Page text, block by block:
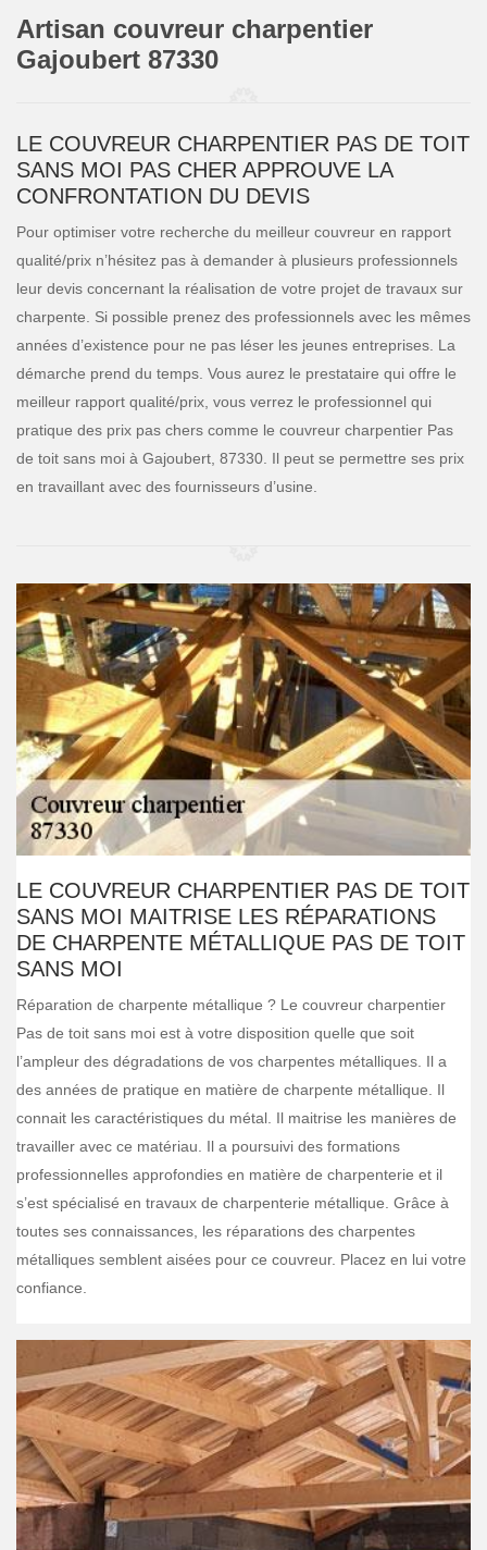
Artisan couvreur charpentier
Gajoubert 87330
LE COUVREUR CHARPENTIER PAS DE TOIT
SANS MOI PAS CHER APPROUVE LA
CONFRONTATION DU DEVIS
Pour optimiser votre recherche du meilleur couvreur en rapport
qualité/prix n’hésitez pas à demander à plusieurs professionnels
leur devis concernant la réalisation de votre projet de travaux sur
charpente. Si possible prenez des professionnels avec les mêmes
années d’existence pour ne pas léser les jeunes entreprises. La
démarche prend du temps. Vous aurez le prestataire qui offre le
meilleur rapport qualité/prix, vous verrez le professionnel qui
pratique des prix pas chers comme le couvreur charpentier Pas
de toit sans moi à Gajoubert, 87330. Il peut se permettre ses prix
en travaillant avec des fournisseurs d’usine.
LE COUVREUR CHARPENTIER PAS DE TOIT
SANS MOI MAITRISE LES RÉPARATIONS
DE CHARPENTE MÉTALLIQUE PAS DE TOIT
SANS MOI
Réparation de charpente métallique ? Le couvreur charpentier
Pas de toit sans moi est à votre disposition quelle que soit
l’ampleur des dégradations de vos charpentes métalliques. Il a
des années de pratique en matière de charpente métallique. Il
connait les caractéristiques du métal. Il maitrise les manières de
travailler avec ce matériau. Il a poursuivi des formations
professionnelles approfondies en matière de charpenterie et il
s’est spécialisé en travaux de charpenterie métallique. Grâce à
toutes ses connaissances, les réparations des charpentes
métalliques semblent aisées pour ce couvreur. Placez en lui votre
confiance.